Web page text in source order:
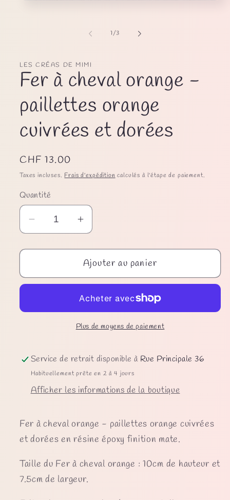
1/de
3
LES CRÉAS DE MIMI
Fer à cheval orange -
paillettes orange
cuivrées et dorées
Prix
habituel
CHF 13.00
Taxes incluses. Frais d'expédition calculés à l'étape de paiement.
Quantité
Réduire
quantité
Fer
orange
cuivrées
et
Augmenter
quantité
de
Fer
cheval
-
orange
cuivrées
et
Ajouter au panier
Plus de moyens de paiement
Service de retrait disponible à Rue Principale 36
Habituellement prête en 2 à 4 jours
Afficher les informations de la boutique
Fer à cheval orange - paillettes orange cuivrées
et dorées en résine époxy finition mate.
Taille du Fer à cheval orange : 10cm de hauteur et
7.5cm de largeur.